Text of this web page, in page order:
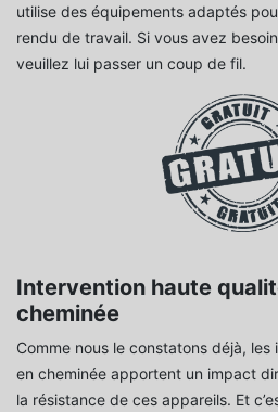
utilise des équipements adaptés
rendu de travail. Si vous avez
veuillez lui passer un coup de fil.
Intervention haute
cheminée
Comme nous le constatons déjà,
en cheminée apportent un impact
la résistance de ces appareils. Et